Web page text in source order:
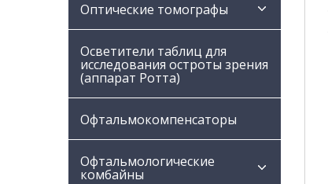
Оптические томографы
Осветители таблиц для
исследования остроты зрения
(аппарат Ротта)
Офтальмокомпенсаторы
Офтальмологические
комбайны